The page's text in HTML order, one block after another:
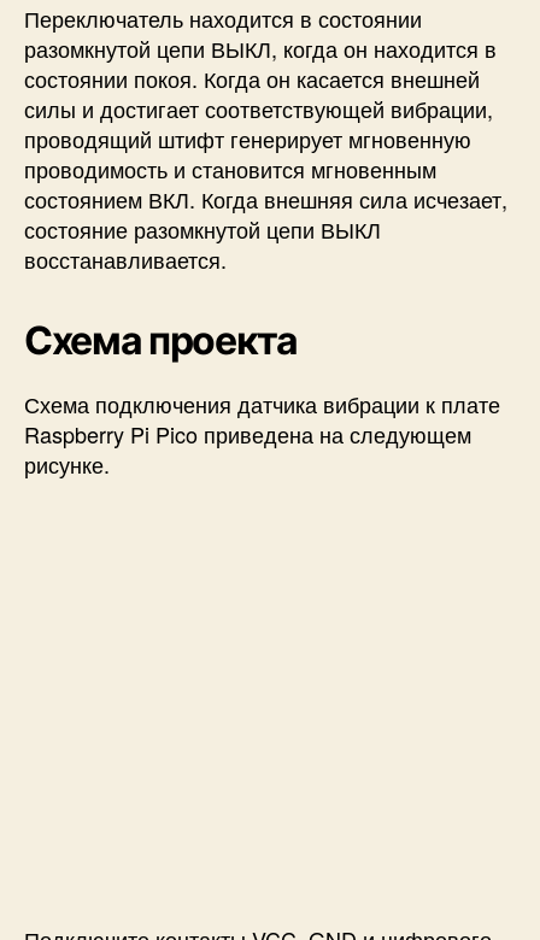
Переключатель находится в состоянии
разомкнутой цепи ВЫКЛ, когда он находится в
состоянии покоя. Когда он касается внешней
силы и достигает соответствующей вибрации,
проводящий штифт генерирует мгновенную
проводимость и становится мгновенным
состоянием ВКЛ. Когда внешняя сила исчезает,
состояние разомкнутой цепи ВЫКЛ
восстанавливается.
Схема проекта
Схема подключения датчика вибрации к плате
Raspberry Pi Pico приведена на следующем
рисунке.